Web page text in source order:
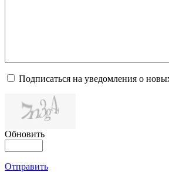
Подписаться на уведомления о
Обновить
Отправить